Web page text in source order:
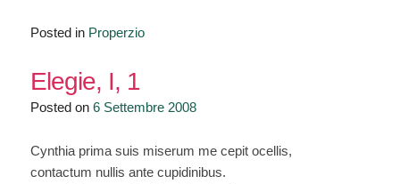
Posted in Properzio
Elegie, I, 1
Posted on 6 Settembre 2008
Cynthia prima suis miserum me cepit ocellis,
contactum nullis ante cupidinibus.